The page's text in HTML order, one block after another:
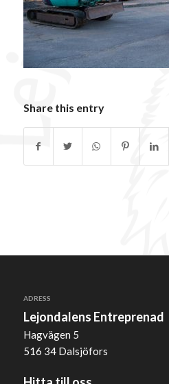
Share this entry
ADRESS
Lejondalens Entreprenad
Hagvägen 5
516 34 Dalsjöfors